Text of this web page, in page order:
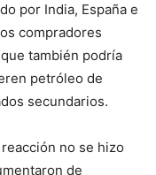
por India, España e
compradores
también podría
petróleo de
secundarios.
no se hizo
de